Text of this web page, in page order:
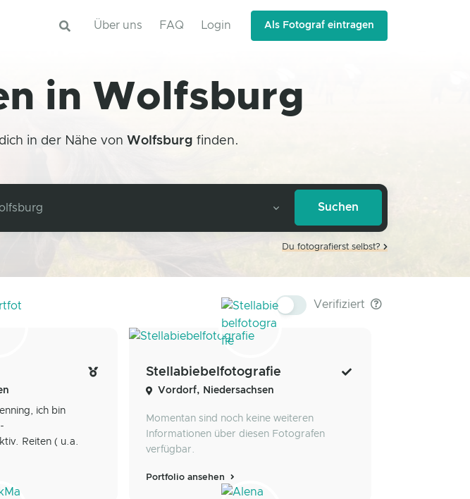
Über uns FAQ Login Als Fotograf eintragen
in Wolfsburg
in der Nähe von Wolfsburg finden.
Du fotografierst selbst?
Verifiziert
ich bin
Reiten ( u.a.
Stellabiebelfotografie
Vordorf, Niedersachsen
Momentan sind noch keine weiteren
Informationen über diesen Fotografen
verfügbar.
Portfolio ansehen